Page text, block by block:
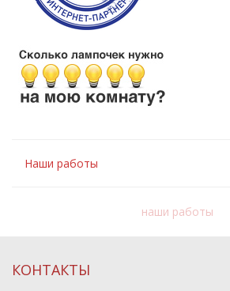
Наши работы
наши работы
КОНТАКТЫ